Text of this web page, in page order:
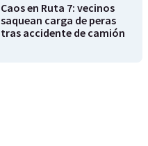
Caos en Ruta 7: vecinos
saquean carga de peras
tras accidente de camión